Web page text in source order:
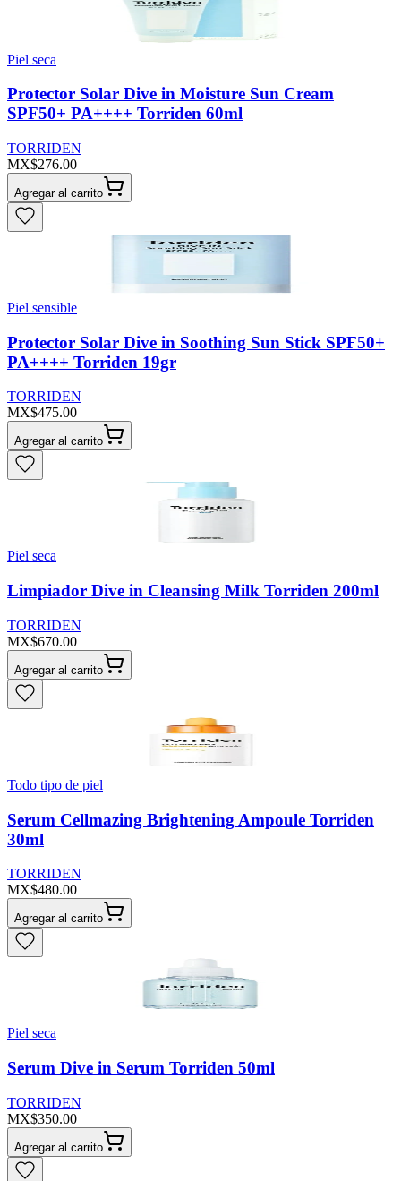
Piel seca
Protector Solar Dive in Moisture Sun Cream
SPF50+ PA++++ Torriden 60ml
TORRIDEN
MX$276.00
Agregar al carrito
Piel sensible
Protector Solar Dive in Soothing Sun Stick SPF50+
PA++++ Torriden 19gr
TORRIDEN
MX$475.00
Agregar al carrito
Piel seca
Limpiador Dive in Cleansing Milk Torriden 200ml
TORRIDEN
MX$670.00
Agregar al carrito
Todo tipo de piel
Serum Cellmazing Brightening Ampoule Torriden
30ml
TORRIDEN
MX$480.00
Agregar al carrito
Piel seca
Serum Dive in Serum Torriden 50ml
TORRIDEN
MX$350.00
Agregar al carrito